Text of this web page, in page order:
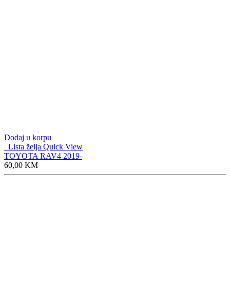
Dodaj u korpu
Lista želja Quick View
TOYOTA RAV4 2019-
60,00 KM